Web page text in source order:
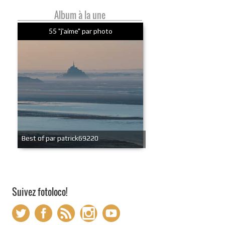
Album à la une
55 "j'aime" par photo
Best of par patrick69220
Suivez fotoloco!